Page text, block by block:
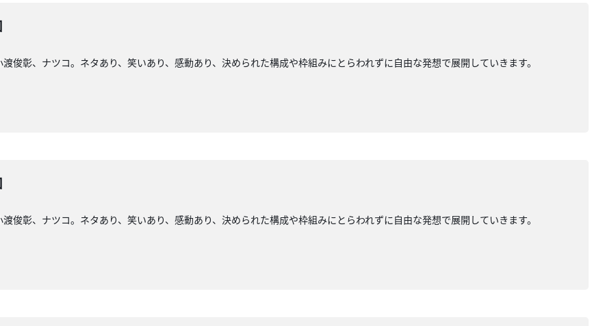
俊彰、ナツコ。ネタあり、笑いあり、感動あり、決められた構成や枠組みにとらわれずに自由な発想で展開していきます。
俊彰、ナツコ。ネタあり、笑いあり、感動あり、決められた構成や枠組みにとらわれずに自由な発想で展開していきます。